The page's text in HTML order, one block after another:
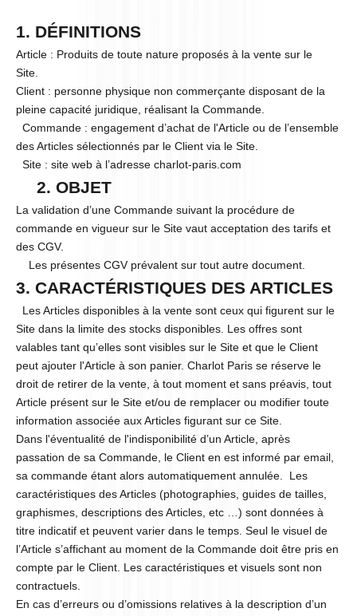
1. DÉFINITIONS
Article : Produits de toute nature proposés à la vente sur le
Site.
Client : personne physique non commerçante disposant de la
pleine capacité juridique, réalisant la Commande.
Commande : engagement d’achat de l'Article ou de l’ensemble
des Articles sélectionnés par le Client via le Site.
Site : site web à l’adresse charlot-paris.com
2. OBJET
La validation d’une Commande suivant la procédure de
commande en vigueur sur le Site vaut acceptation des tarifs et
des CGV.
Les présentes CGV prévalent sur tout autre document.
3. CARACTÉRISTIQUES DES ARTICLES
Les Articles disponibles à la vente sont ceux qui figurent sur le
Site dans la limite des stocks disponibles. Les offres sont
valables tant qu’elles sont visibles sur le Site et que le Client
peut ajouter l'Article à son panier. Charlot Paris se réserve le
droit de retirer de la vente, à tout moment et sans préavis, tout
Article présent sur le Site et/ou de remplacer ou modifier toute
information associée aux Articles figurant sur ce Site.
Dans l'éventualité de l'indisponibilité d’un Article, après
passation de sa Commande, le Client en est informé par email,
sa commande étant alors automatiquement annulée. Les
caractéristiques des Articles (photographies, guides de tailles,
graphismes, descriptions des Articles, etc …) sont données à
titre indicatif et peuvent varier dans le temps. Seul le visuel de
l’Article s’affichant au moment de la Commande doit être pris en
compte par le Client. Les caractéristiques et visuels sont non
contractuels.
En cas d’erreurs ou d’omissions relatives à la description d’un